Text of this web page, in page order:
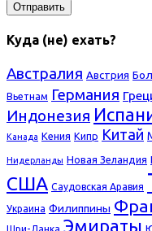
Куда (не) ехать?
Австралия Австрия
Вьетнам Германия
Индонезия
Канада Кения Кипр Китай
Нидерланды Новая Зеландия
США Саудовская Аравия
Украина Филиппины
Эмираты